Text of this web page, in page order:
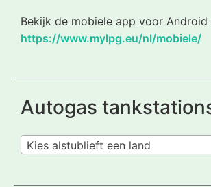
Bekijk de mobiele app voor Android
https://www.mylpg.eu/nl/mobiele/
Autogas
Kies alstublieft een land